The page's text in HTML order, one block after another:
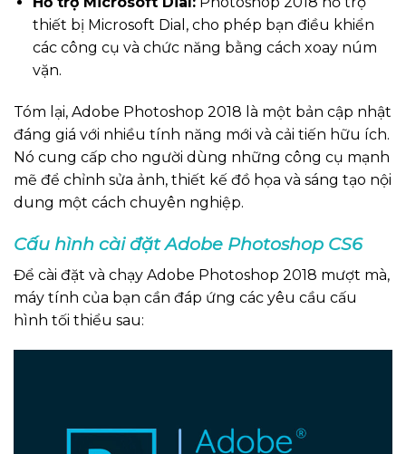
thiết bị Microsoft Dial, cho phép bạn điều khiển
các công cụ và chức năng bằng cách xoay núm
vặn.
Tóm lại, Adobe Photoshop 2018 là một bản cập nhật
đáng giá với nhiều tính năng mới và cải tiến hữu ích.
Nó cung cấp cho người dùng những công cụ mạnh
mẽ để chỉnh sửa ảnh, thiết kế đồ họa và sáng tạo nội
dung một cách chuyên nghiệp.
Cấu hình cài đặt Adobe Photoshop CS6
Để cài đặt và chạy Adobe Photoshop 2018 mượt mà,
máy tính của bạn cần đáp ứng các yêu cầu cấu
hình tối thiểu sau: